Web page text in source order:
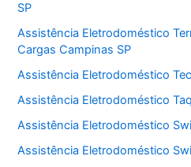
SP
Assistência Eletrodoméstico
Cargas Campinas SP
Assistência Eletrodoméstico
Assistência Eletrodoméstico
Assistência Eletrodoméstico
Assistência Eletrodoméstico